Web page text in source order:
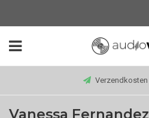
Verzendkosten
Vanessa